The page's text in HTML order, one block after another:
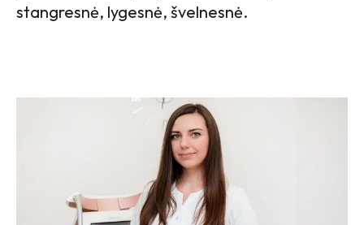
stangresnė, lygesnė, švelnesnė.